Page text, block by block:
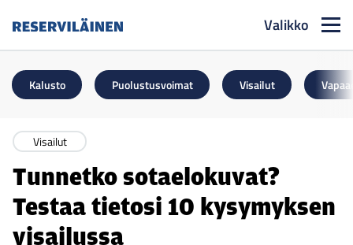
Valikko
Kalusto Puolustusvoimat Visailut
Visailut
Tunnetko sotaelokuvat?
Testaa tietosi 10 kysymyksen
visailussa